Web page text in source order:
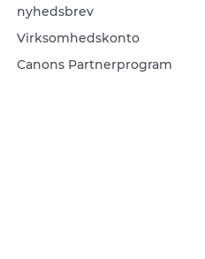
nyhedsbrev
Virksomhedskonto
Canons Partnerprogram